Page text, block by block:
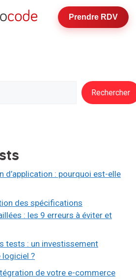
Prendre RDV
Rechercher
d’application : pourquoi est-elle
des spécifications
: les 9 erreurs à éviter et
tests : un investissement
logiciel ?
de votre e-commerce